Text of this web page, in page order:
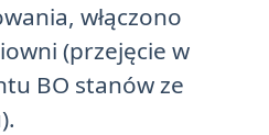
włączono
(przejęcie w
BO stanów ze